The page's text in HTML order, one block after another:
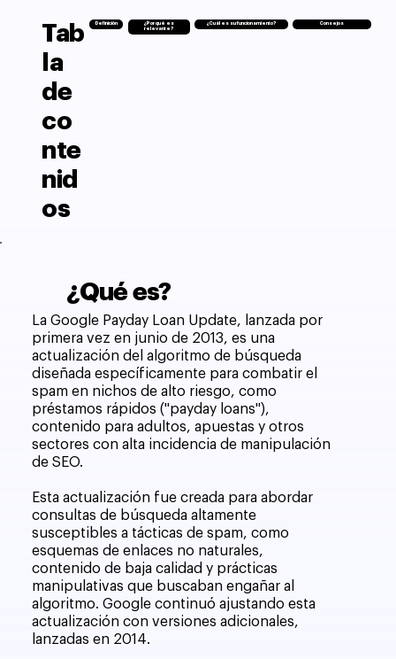
Tab
la
de
co
nte
nid
os
Definición
¿Por qué es
relevante?
¿Cuál es su funcionamiento? Consejos
¿Qué es?
La Google Payday Loan Update, lanzada por
primera vez en junio de 2013, es una
actualización del algoritmo de búsqueda
diseñada específicamente para combatir el
spam en nichos de alto riesgo, como
préstamos rápidos ("payday loans"),
contenido para adultos, apuestas y otros
sectores con alta incidencia de manipulación
de SEO.
Esta actualización fue creada para abordar
consultas de búsqueda altamente
susceptibles a tácticas de spam, como
esquemas de enlaces no naturales,
contenido de baja calidad y prácticas
manipulativas que buscaban engañar al
algoritmo. Google continuó ajustando esta
actualización con versiones adicionales,
lanzadas en 2014.